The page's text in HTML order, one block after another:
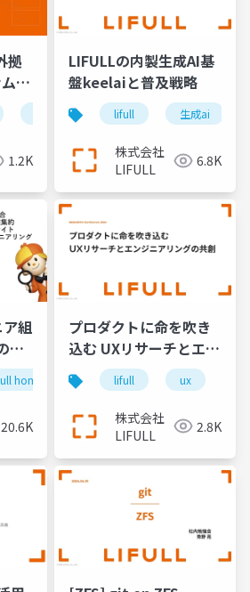
拠
で
ロ
エンジニアマネジメント ベトナム
1.2K
LIFULLの内製生成AI基
盤keelaiと普及戦略
lifull 生成ai
株式会社
LIFULL
6.8K
組
ア
盤
不
を
ア
home's cto keel
20.6K
プロダクトに命を吹き
込む UXリサーチとエン
ジニアリングの共創
lifull ux
株式会社
LIFULL
2.8K